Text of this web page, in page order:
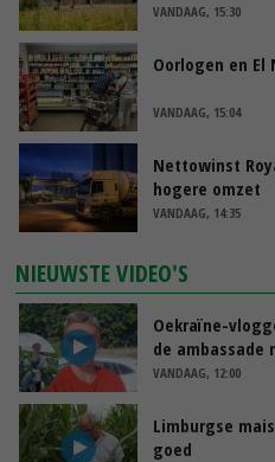
VANDAAG, 15:30
Oorlogen en
VANDAAG, 15:04
Nettowinst
hogere omzet
VANDAAG, 14:35
NIEUWSTE VIDEO'S
Oekraïne-
de ambassade
VANDAAG, 12:00
Limburgse
goed